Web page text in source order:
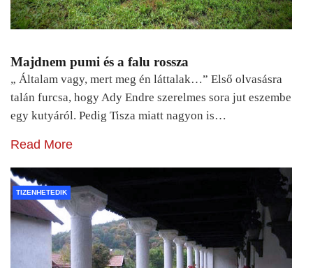
Majdnem pumi és a falu rossza
„ Általam vagy, mert meg én láttalak…” Első olvasásra
talán furcsa, hogy Ady Endre szerelmes sora jut eszembe
egy kutyáról. Pedig Tisza miatt nagyon is…
Read More
TIZENHETEDIK